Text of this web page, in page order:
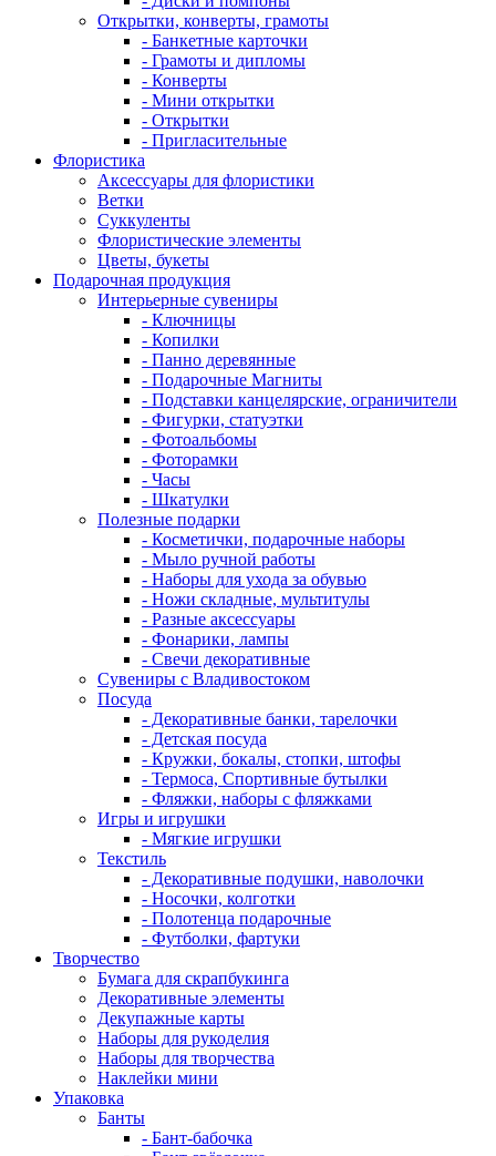
Открытки, конверты, грамоты
- Банкетные карточки
- Грамоты и дипломы
- Конверты
- Мини открытки
- Открытки
- Пригласительные
Флористика
Аксессуары для флористики
Ветки
Суккуленты
Флористические элементы
Цветы, букеты
Подарочная продукция
Интерьерные сувениры
- Ключницы
- Копилки
- Панно деревянные
- Подарочные Магниты
- Подставки канцелярские, ограничители
- Фигурки, статуэтки
- Фотоальбомы
- Фоторамки
- Часы
- Шкатулки
Полезные подарки
- Косметички, подарочные наборы
- Мыло ручной работы
- Наборы для ухода за обувью
- Ножи складные, мультитулы
- Разные аксессуары
- Фонарики, лампы
- Свечи декоративные
Сувениры с Владивостоком
Посуда
- Декоративные банки, тарелочки
- Детская посуда
- Кружки, бокалы, стопки, штофы
- Термоса, Спортивные бутылки
- Фляжки, наборы с фляжками
Игры и игрушки
- Мягкие игрушки
Текстиль
- Декоративные подушки, наволочки
- Носочки, колготки
- Полотенца подарочные
- Футболки, фартуки
Творчество
Бумага для скрапбукинга
Декоративные элементы
Декупажные карты
Наборы для рукоделия
Наборы для творчества
Наклейки мини
Упаковка
Банты
- Бант-бабочка